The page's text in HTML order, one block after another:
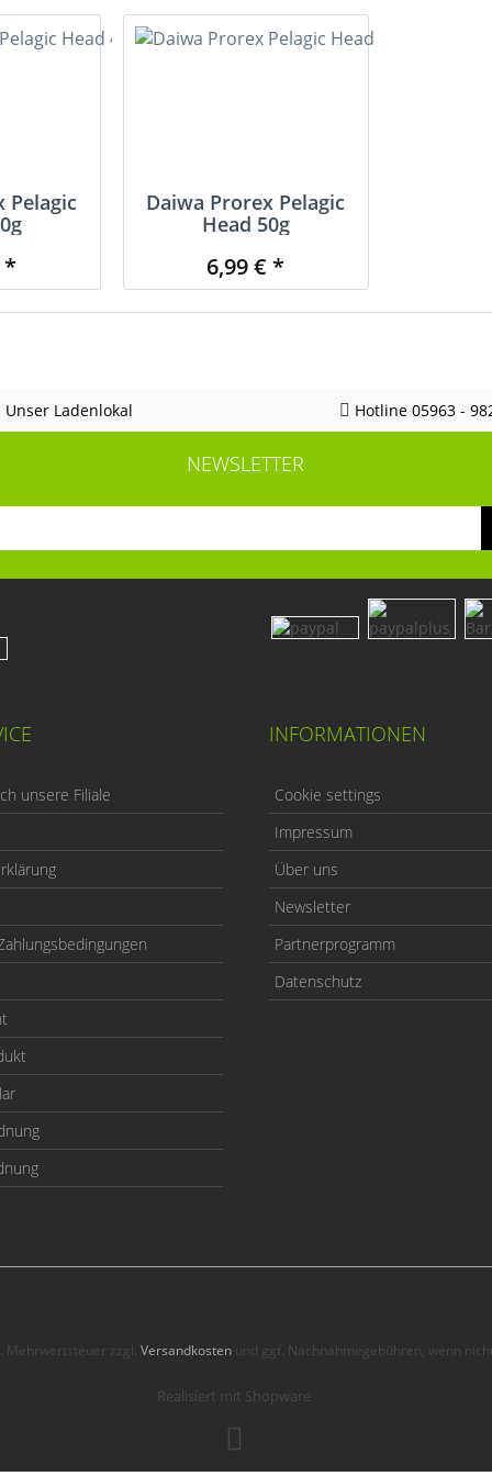
Pelagic
*
Daiwa Prorex Pelagic
Head 50g
6,99 € *
Unser Ladenlokal Hotline 05963 -
NEWSLETTER
unsere Filiale
INFORMATIONEN
Cookie settings
Impressum
Über uns
Newsletter
Partnerprogramm
Datenschutz
Mehrwertsteuer zzgl. Versandkostenund ggf. Nachnahmegebühren, wenn
Realisiert mit Shopware